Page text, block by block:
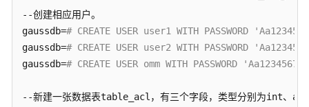
计
费
说
明
快
--创建相应用户。
gaussdb=# CREATE USER user1 WITH PASSWORD
gaussdb=# CREATE USER user2 WITH PASSWORD
gaussdb=# CREATE USER omm WITH PASSWORD
--新建一张数据表table_acl，有三个字段，类型分别为int、